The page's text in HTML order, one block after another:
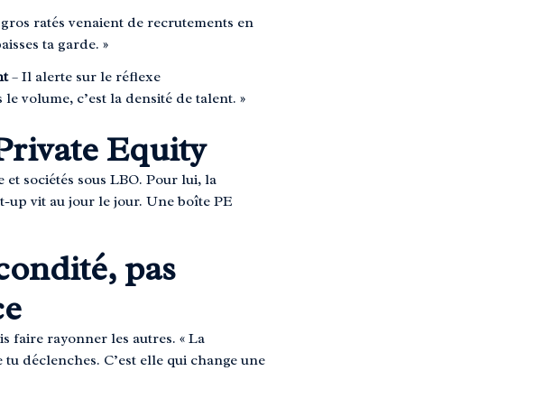
ratés venaient de recrutements en
ta garde. »
– Il alerte sur le réflexe
le volume, c’est la densité de talent. »
Equity
sociétés sous LBO. Pour lui, la
up vit au jour le jour. Une boîte PE
pas
faire rayonner les autres. « La
tu déclenches. C’est elle qui change une